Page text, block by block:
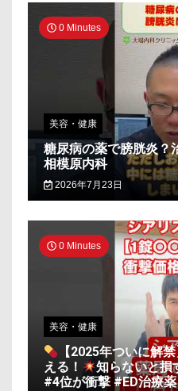
0 Minutes
美容・健康
糖尿病の薬で膀胱炎？
相模原内科
2026年7月23日
0 Minutes
美容・健康
【2025年ついに解
える！
知らないと損
#4位が衝撃 #ED治療